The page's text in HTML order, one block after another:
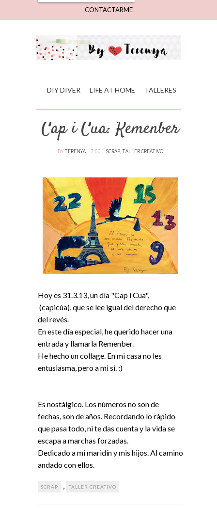
CONTACTARME
DIY DIVER LIFE AT HOME TALLERES
Cap i Cua: Remenber
BYTERENYA 7:00 SCRAP, TALLER CREATIVO
Hoy es 31.3.13, un día "Cap i Cua",
(capicúa), que se lee igual del derecho que
del revés.
En este día especial, he querido hacer una
entrada y llamarla Remenber.
He hecho un collage. En mi casa no les
entusiasma, pero a mi si. :)
Es nostálgico. Los números no son de
fechas, son de años. Recordando lo rápido
que pasa todo, ni te das cuenta y la vida se
escapa a marchas forzadas.
Dedicado a mi maridín y mis hijos. Al camino
andado con ellos.
SCRAP , TALLER CREATIVO